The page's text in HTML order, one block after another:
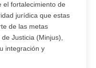
el fortalecimiento de
jurídica que estas
de las metas
Justicia (Minjus),
integración y